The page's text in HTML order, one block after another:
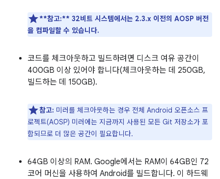
**참고:** 32비트 시스템에서는 2.3.x 이전의 AOSP 버전
을 컴파일할 수 있습니다.
코드를 체크아웃하고 빌드하려면 디스크 여유 공간이
400GB 이상 있어야 합니다(체크아웃하는 데 250GB,
빌드하는 데 150GB).
참고: 미러를 체크아웃하는 경우 전체 Android 오픈소스 프
로젝트(AOSP) 미러에는 지금까지 사용된 모든 Git 저장소가 포
함되므로 더 많은 공간이 필요합니다.
64GB 이상의 RAM. Google에서는 RAM이 64GB인 72
코어 머신을 사용하여 Android를 빌드합니다. 이 하드웨